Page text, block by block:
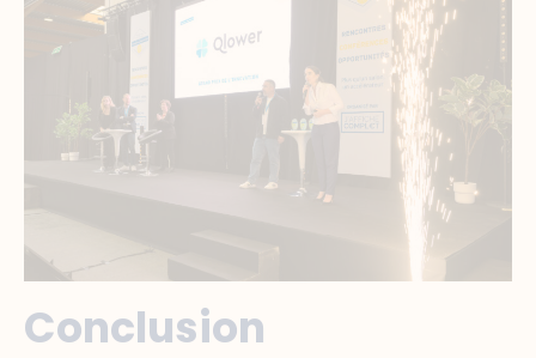
Conclusion